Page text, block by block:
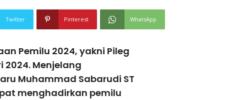
Twitter Pinterest WhatsApp
Pemilu 2024, yakni Pileg
2024. Menjelang
Muhammad Sabarudi ST
menghadirkan pemilu